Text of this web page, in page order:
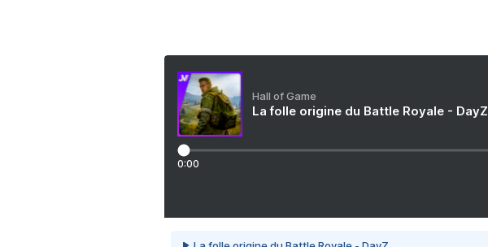
Hall of Game
La folle origine du Battle Royale - DayZ
0:00